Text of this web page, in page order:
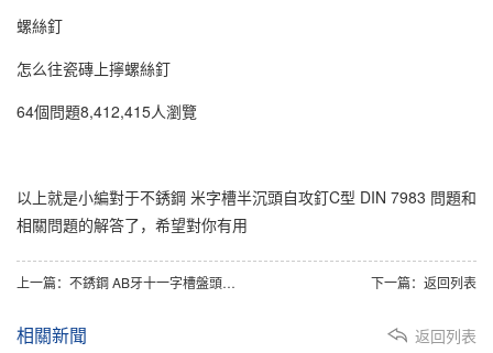
螺絲釘
怎么往瓷磚上擰螺絲釘
64個問題8,412,415人瀏覽
以上就是小編對于不銹鋼 米字槽半沉頭自攻釘C型 DIN 7983 問題和
相關問題的解答了，希望對你有用
上一篇： 不銹鋼 AB牙十一字槽盤頭自攻螺釘 ASME/ANSI B18.6.3 下一篇： 返回列表
返回列表
相關新聞